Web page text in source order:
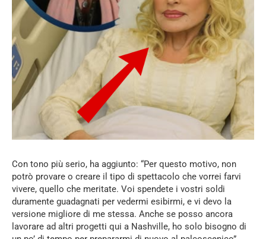
Con tono più serio, ha aggiunto: “Per questo motivo, non
potrò provare o creare il tipo di spettacolo che vorrei farvi
vivere, quello che meritate. Voi spendete i vostri soldi
duramente guadagnati per vedermi esibirmi, e vi devo la
versione migliore di me stessa. Anche se posso ancora
lavorare ad altri progetti qui a Nashville, ho solo bisogno di